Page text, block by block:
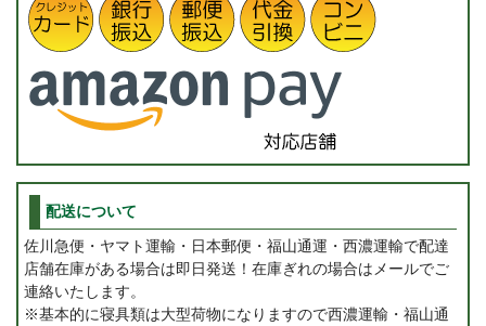
配送について
佐川急便・ヤマト運輸・日本郵便・福山通運・西濃運輸で配達
店舗在庫がある場合は即日発送！在庫ぎれの場合はメールでご
連絡いたします。
※基本的に寝具類は大型荷物になりますので西濃運輸・福山通